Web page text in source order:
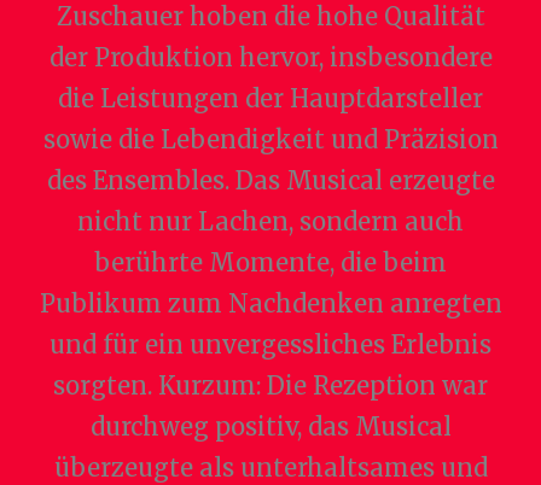
Zuschauer hoben die hohe Qualität
der Produktion hervor, insbesondere
die Leistungen der Hauptdarsteller
sowie die Lebendigkeit und Präzision
des Ensembles. Das Musical erzeugte
nicht nur Lachen, sondern auch
berührte Momente, die beim
Publikum zum Nachdenken anregten
und für ein unvergessliches Erlebnis
sorgten. Kurzum: Die Rezeption war
durchweg positiv, das Musical
überzeugte als unterhaltsames und